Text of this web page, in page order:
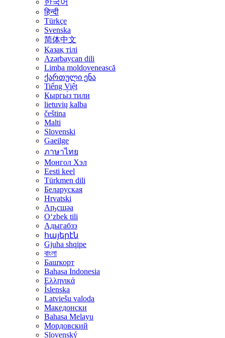
한국어
हिन्दी
Türkçe
Svenska
简体中文
Қазақ тілі
Azərbaycan dili
Limba moldovenească
ქართული ენა
Tiếng Việt
Кыргы́з тили
lietuvių kalba
čeština
Malti
Slovenski
Gaeilge
ภาษาไทย
Монгол Хэл
Eesti keel
Türkmen dili
Беларуская
Hrvatski
Аҧсшәа
Oʻzbek tili
Адыгабзэ
հայերէն
Gjuha shqipe
বাংলা
Башҡорт
Bahasa Indonesia
Ελληνικά
Íslenska
Latviešu valoda
Македонски
Bahasa Melayu
Мордовский
Slovenský